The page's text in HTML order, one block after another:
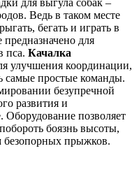
Ведь в таком месте
бегать и играть в
предназначено для
пса. Качалка
улучшения координации,
самые простые команды.
безупречной
развития и
позволяет
боязнь высоты,
безопорных прыжков.